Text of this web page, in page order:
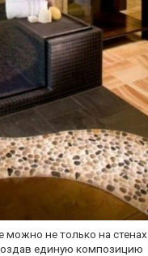
можно не только на
единую композицию